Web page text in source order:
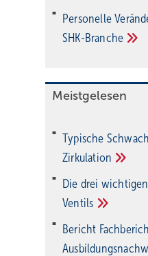
Personelle
SHK-Branche
Meistgelesen
Typische
Zirkulation
Die drei
Ventils
Bericht